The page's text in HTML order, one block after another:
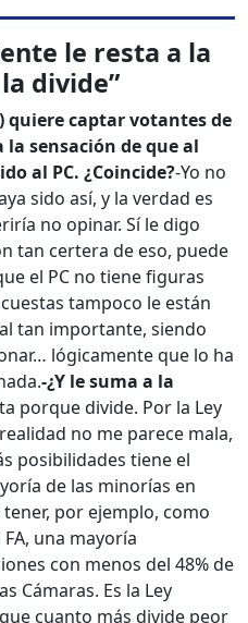
le resta a la
divide”
quiere captar votantes de
sensación de que al
al PC. ¿Coincide?-Yo no
sido así, y la verdad es
no opinar. Sí le digo
tan certera de eso, puede
el PC no tiene figuras
tampoco le están
tan importante, siendo
lógicamente que lo ha
-¿Y le suma a la
porque divide. Por la Ley
no me parece mala,
posibilidades tiene el
de las minorías en
por ejemplo, como
una mayoría
con menos del 48% de
Cámaras. Es la Ley
cuanto más divide peor